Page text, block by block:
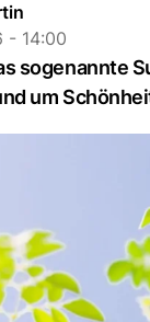
- 14:00
sogenannte
um